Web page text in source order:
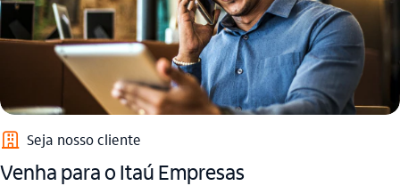
empresas_outline Seja nosso cliente
Venha para o Itaú Empresas